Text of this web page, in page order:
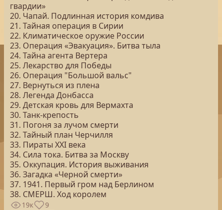
гвардии»
20. Чапай. Подлинная история комдива
21. Тайная операция в Сирии
22. Климатическое оружие России
23. Операция «Эвакуация». Битва тыла
24. Тайна агента Вертера
25. Лекарство для Победы
26. Операция "Большой вальс"
27. Вернуться из плена
28. Легенда Донбасса
29. Детская кровь для Вермахта
30. Танк-крепость
31. Погоня за лучом смерти
32. Тайный план Черчилля
33. Пираты ХХI века
34. Сила тока. Битва за Москву
35. Оккупация. История выживания
36. Загадка «Черной смерти»
37. 1941. Первый гром над Берлином
38. СМЕРШ. Ход королем
19к 9